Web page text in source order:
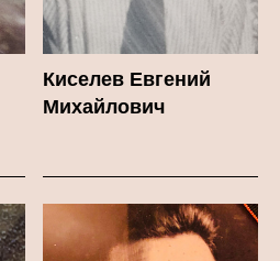
Киселев Евгений
Михайлович